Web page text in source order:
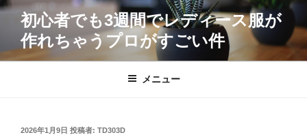
コ
初心者でも3週間でレディース服が
作れちゃうプロがすごい件
メニュー
投
2026年1月9日 投稿者: TD303D